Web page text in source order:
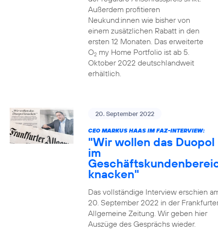
Außerdem profitieren
Neukund:innen wie bisher von
einem zusätzlichen Rabatt in den
ersten 12 Monaten. Das erweiterte
O2my Home Portfolio ist ab 5.
Oktober 2022 deutschlandweit
erhältlich.
20. September 2022
CEO MARKUS HAAS IM FAZ-INTERVIEW:
"Wir wollen das Duopol
im
knacken"
Das vollständige Interview erschien
20. September 2022 in der
Allgemeine Zeitung. Wir geben hier
Auszüge des Gesprächs wieder.